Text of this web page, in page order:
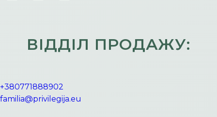
ВІДДІЛ ПРОДАЖУ:
+380771888902
familia@privilegija.eu